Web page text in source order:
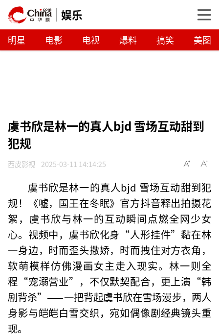
娱乐
明星 电影 电视 爆料 搞笑 美图
虞书欣是林一的真人bjd 雪场互动甜到
犯规
西皮影视 2025-03-11 14:14:25
虞书欣是林一的真人bjd 雪场互动甜到犯
规！《嘘，国王在冬眠》官方抖音释出拍摄花
絮，虞书欣与林一的互动瞬间点燃全网少女
心。视频中，虞书欣化身“人形挂件”黏在林
一身边，时而歪头撒娇，时而拽住对方衣角，
软萌模样仿佛漫画女主走入现实。林一则全
程“宠溺营业”，不仅默契配合，更上演“韩
剧背杀”——一把背起虞书欣在雪场漫步，两人
身影与皑皑白雪交织，宛如偶像剧经典镜头重
现。